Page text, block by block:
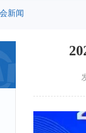
新闻